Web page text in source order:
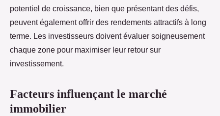
potentiel de croissance, bien que présentant des défis,
peuvent également offrir des rendements attractifs à long
terme. Les investisseurs doivent évaluer soigneusement
chaque zone pour maximiser leur retour sur
investissement.
Facteurs influençant le marché
immobilier